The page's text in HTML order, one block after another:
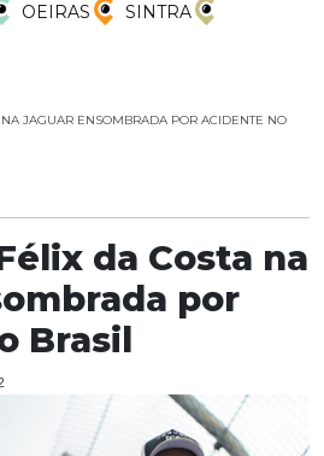
OEIRAS SINTRA
JAGUAR ENSOMBRADA POR ACIDENTE NO
da Costa na
por
Brasil